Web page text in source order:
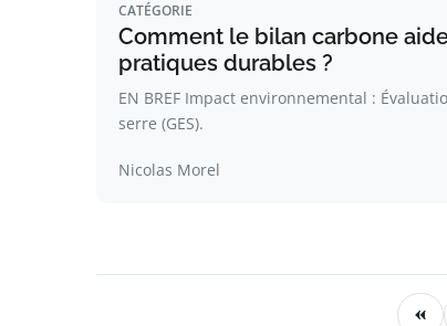
CATÉGORIE
Comment le bilan carbone
pratiques durables ?
EN BREF Impact environnemental :
serre (GES).
Nicolas Morel